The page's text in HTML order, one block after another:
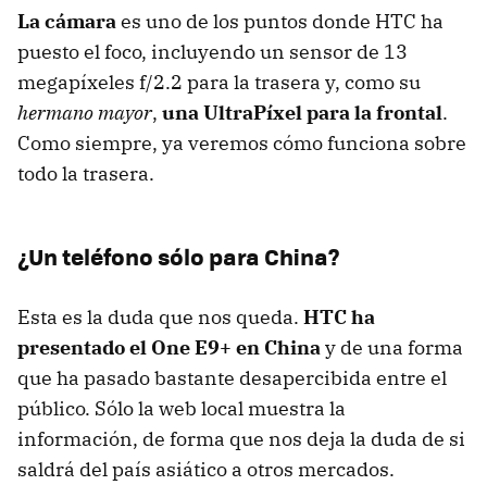
La cámaraes uno de los puntos donde HTC ha
puesto el foco, incluyendo un sensor de 13
megapíxeles f/2.2 para la trasera y, como su
hermano mayor, una UltraPíxel para la frontal.
Como siempre, ya veremos cómo funciona sobre
todo la trasera.
¿Un teléfono sólo para China?
Esta es la duda que nos queda. HTC ha
presentado el One E9+ en Chinay de una forma
que ha pasado bastante desapercibida entre el
público. Sólo la web local muestra la
información, de forma que nos deja la duda de si
saldrá del país asiático a otros mercados.